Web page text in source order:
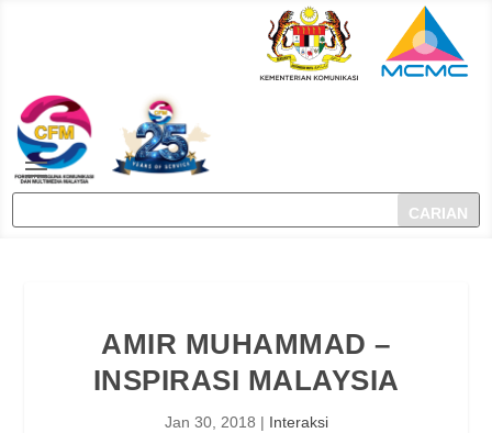
AMIR MUHAMMAD –
INSPIRASI MALAYSIA
Jan 30, 2018 | Interaksi